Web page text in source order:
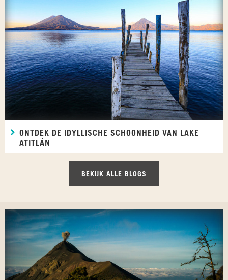
ONTDEK DE IDYLLISCHE SCHOONHEID VAN LAKE
ATITLÁN
BEKIJK ALLE BLOGS